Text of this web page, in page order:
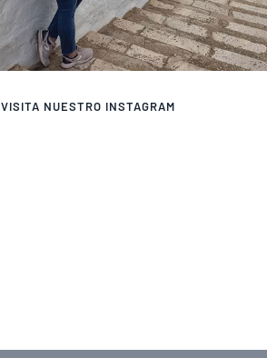
VISITA NUESTRO INSTAGRAM